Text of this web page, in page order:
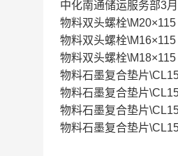
中化南通储运服务部3月
物料双头螺栓
物料双头螺栓
物料双头螺栓
物料石墨复合垫片
物料石墨复合垫片
物料石墨复合垫片
物料石墨复合垫片